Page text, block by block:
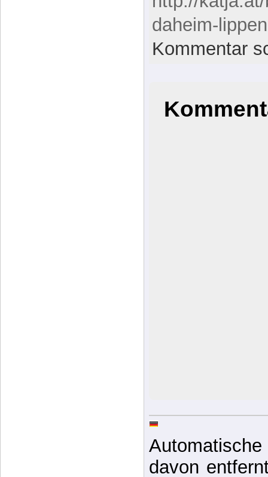
[Beitrags-ID:
http://